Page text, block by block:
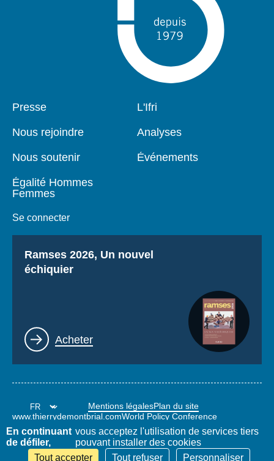
Pied
Presse
Nous rejoindre
Nous soutenir
Égalité Hommes
Femmes
Se connecter
Navigation
L'Ifri
Analyses
Événements
Titre
Ramses 2026, Un nouvel
échiquier
Lien
Acheter
Mentions légalesPlan du site
www.thierrydemontbrial.comWorld Policy Conference
Blog Politique étrangère
En continuant
de défiler,
vous acceptez l'utilisation de services tiers
pouvant installer des cookies
Tout accepter
Tout refuser Personnaliser